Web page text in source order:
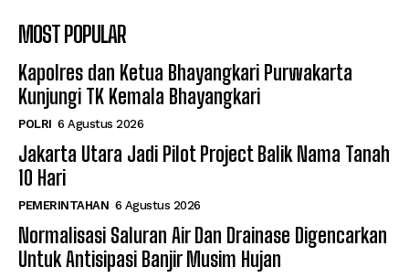
MOST POPULAR
Kapolres dan Ketua Bhayangkari Purwakarta
Kunjungi TK Kemala Bhayangkari
POLRI 6 Agustus 2026
Jakarta Utara Jadi Pilot Project Balik Nama Tanah
10 Hari
PEMERINTAHAN 6 Agustus 2026
Normalisasi Saluran Air Dan Drainase Digencarkan
Untuk Antisipasi Banjir Musim Hujan